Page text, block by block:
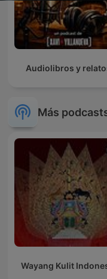
Audiolibros y
Más
Wayang Kulit